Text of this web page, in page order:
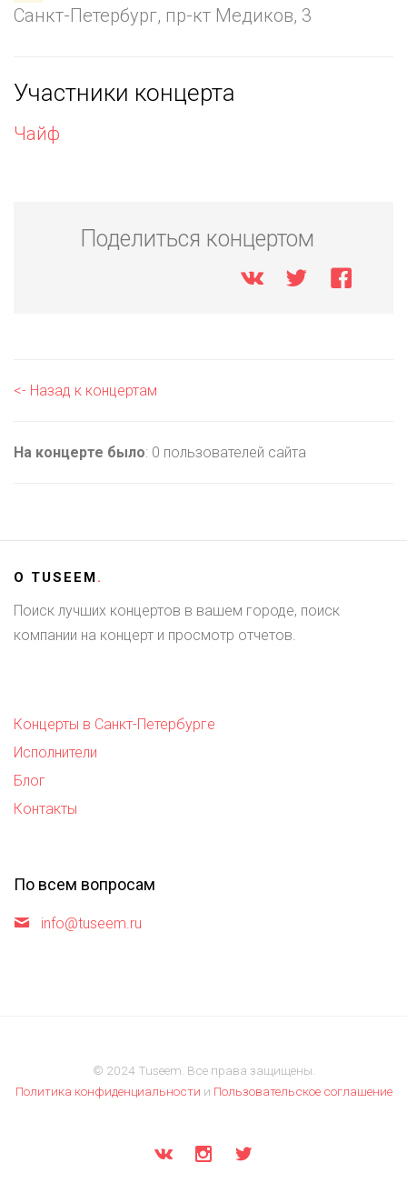
Санкт-Петербург, пр-кт Медиков, 3
Участники концерта
Чайф
Поделиться концертом
<- Назад к концертам
На концерте было: 0 пользователей сайта
О TUSEEM.
Поиск лучших концертов в вашем городе, поиск
компании на концерт и просмотр отчетов.
Концерты в Санкт-Петербурге
Исполнители
Блог
Контакты
По всем вопросам
info@tuseem.ru
© 2024 Tuseem. Все права защищены.
Политика конфиденциальности и Пользовательское соглашение